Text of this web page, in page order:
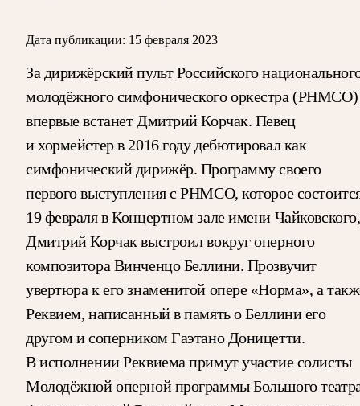
Дата публикации: 15 февраля 2023
За дирижёрский пульт Российского
молодёжного симфонического оркестра (РНМСО)
впервые встанет Дмитрий Корчак. Певец
и хормейстер в 2016 году дебютировал как
симфонический дирижёр. Программу своего
первого выступления с РНМСО, которое
19 февраля в Концертном зале имени Чайковского,
Дмитрий Корчак выстроил вокруг оперного
композитора Винченцо Беллини. Прозвучит
увертюра к его знаменитой опере «Норма», а
Реквием, написанный в память о Беллини его
другом и соперником Гаэтано Доницетти.
В исполнении Реквиема примут участие солисты
Молодёжной оперной программы Большого